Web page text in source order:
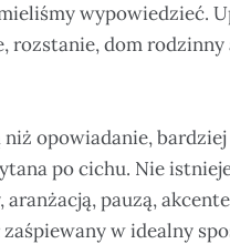
wypowiedzieć.
rozstanie, dom
opowiadanie,
po cichu. Nie
pauzą,
w idealny